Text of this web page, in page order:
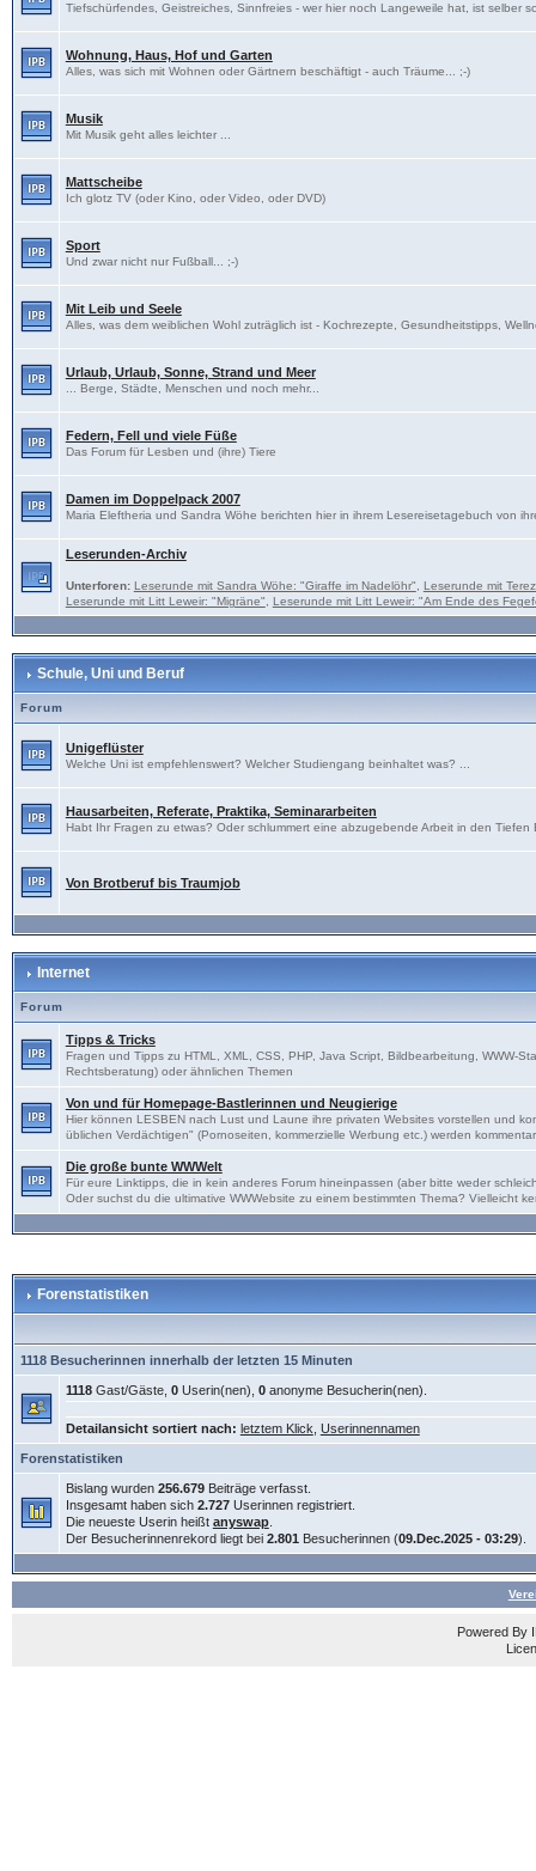
Tiefschürfendes, Geistreiches, Sinnfreies - wer hier noch Langeweile hat, ist selber
Wohnung, Haus, Hof und Garten
Alles, was sich mit Wohnen oder Gärtnern beschäftigt - auch Träume... ;-)
Musik
Mit Musik geht alles leichter ...
Mattscheibe
Ich glotz TV (oder Kino, oder Video, oder DVD)
Sport
Und zwar nicht nur Fußball... ;-)
Mit Leib und Seele
Alles, was dem weiblichen Wohl zuträglich ist - Kochrezepte, Gesundheitstipps,
Urlaub, Urlaub, Sonne, Strand und Meer
... Berge, Städte, Menschen und noch mehr...
Federn, Fell und viele Füße
Das Forum für Lesben und (ihre) Tiere
Damen im Doppelpack 2007
Maria Eleftheria und Sandra Wöhe berichten hier in ihrem Lesereisetagebuch von
Leserunden-Archiv
Unterforen: Leserunde mit Sandra Wöhe: "Giraffe im Nadelöhr"
Leserunde mit
Leserunde mit Litt Leweir: "Migräne"
Leserunde mit Litt Leweir: "Am Ende des
Schule, Uni und Beruf
Forum
Unigeflüster
Welche Uni ist empfehlenswert? Welcher Studiengang beinhaltet was? ...
Hausarbeiten, Referate, Praktika, Seminararbeiten
Habt Ihr Fragen zu etwas? Oder schlummert eine abzugebende Arbeit in den Tiefen
Von Brotberuf bis Traumjob
Internet
Forum
Tipps & Tricks
Fragen und Tipps zu HTML, XML, CSS, PHP, Java Script, Bildbearbeitung, WWW-
Rechtsberatung) oder ähnlichen Themen
Von und für Homepage-Bastlerinnen und Neugierige
Hier können LESBEN nach Lust und Laune ihre privaten Websites vorstellen und
üblichen Verdächtigen" (Pornoseiten, kommerzielle Werbung etc.) werden
Die große bunte WWWelt
Für eure Linktipps, die in kein anderes Forum hineinpassen (aber bitte weder
Oder suchst du die ultimative WWWebsite zu einem bestimmten Thema? Vielleicht
Forenstatistiken
1118 Besucherinnen innerhalb der letzten 15 Minuten
1118Gast/Gäste, 0Userin(nen), 0anonyme Besucherin(nen).
Detailansicht sortiert nach: letztem Klick Userinnennamen
Forenstatistiken
Bislang wurden 256.679Beiträge verfasst.
Insgesamt haben sich 2.727Userinnen registriert.
Die neueste Userin heißt anyswap.
Der Besucherinnenrekord liegt bei 2.801 Besucherinnen (09.Dec.2025 - 03:29).
Powered By